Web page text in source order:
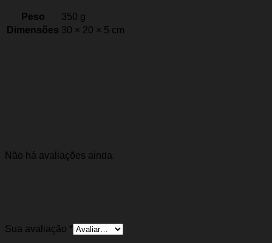
Peso
350 g
Dimensões 30 × 20 × 5 cm
Não há avaliações ainda.
Sua avaliação *